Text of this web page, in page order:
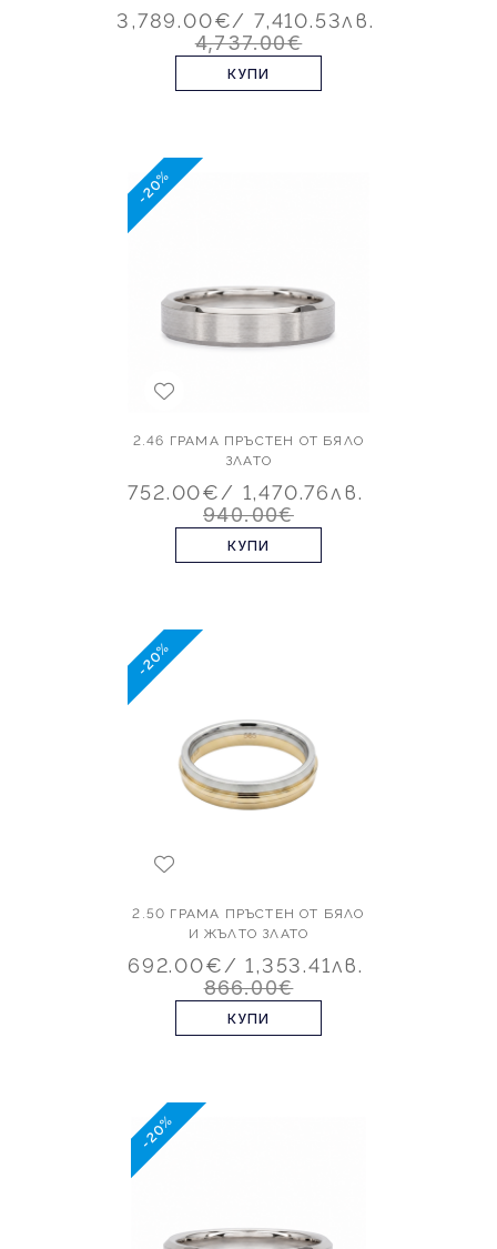
3,789.00€/ 7,410.53лв.
4,737.00€
КУПИ
-20%
2.46 ГРАМА ПРЪСТЕН ОТ БЯЛО
ЗЛАТО
752.00€/ 1,470.76лв.
940.00€
КУПИ
-20%
2.50 ГРАМА ПРЪСТЕН ОТ БЯЛО
И ЖЪЛТО ЗЛАТО
692.00€/ 1,353.41лв.
866.00€
КУПИ
-20%